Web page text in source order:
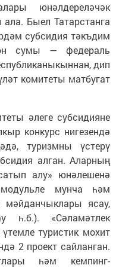
юнәлдереләчәк
ала. Быел Татарстанга
субсидия тәкъдим
сумы — федераль
дип
комитеты матбугат
әлеге субсидияне
конкурс нигезендә
туризмны үстерү
алган. Аларның
алу» юнәлешенә
мунча һәм
мәйданчыклары ясау,
һ.б.). «Сәламәтлек
туристик мохит
2 проект сайланган.
һәм кемпинг-